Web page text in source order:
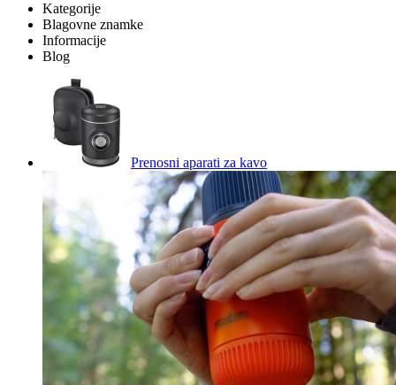
Kategorije
Blagovne znamke
Informacije
Blog
Prenosni aparati za kavo